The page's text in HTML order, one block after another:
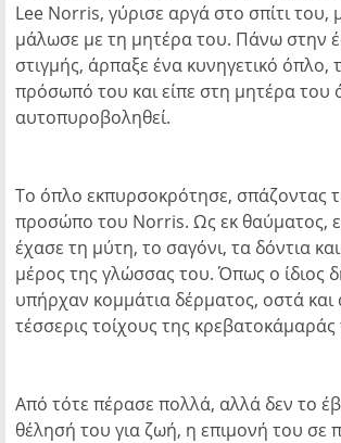
Lee Norris, γύρισε αργά στο σπίτι του,
μάλωσε με τη μητέρα του. Πάνω στην
στιγμής, άρπαξε ένα κυνηγετικό όπλο,
πρόσωπό του και είπε στη μητέρα του
αυτοπυροβοληθεί.
Το όπλο εκπυρσοκρότησε, σπάζοντας
προσώπο του Norris. Ως εκ θαύματος,
έχασε τη μύτη, το σαγόνι, τα δόντια
μέρος της γλώσσας του. Όπως ο ίδιος
υπήρχαν κομμάτια δέρματος, οστά και
τέσσερις τοίχους της κρεβατοκάμαράς
Από τότε πέρασε πολλά, αλλά δεν το
θέλησή του για ζωή, η επιμονή του σε